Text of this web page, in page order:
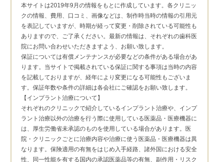
本サイトは2019年9月の情報をもとに作成しています。各クリニッ
クの情報、費用、口コミ、画像などは、制作時当時の情報の引用元
を表記していますが、時期が経って変更・削除されている可能性も
ありますので、ご了承ください。最新の情報は、それぞれの歯科医
院にお問い合わせいただきますよう、お願い致します。
保証については有償メンテナンスが必要などの条件がある場合があ
ります。当サイトで掲載されている保証に関する事項は当時の内容
を記載しておりますが、経年により変更になる可能性もございま
す。保証年数や条件の詳細は各会社にご確認をお願い致します。
【インプラント治療について】
それぞれのクリニックで紹介しているインプラント治療や、インプ
ラント治療以外の治療を行う際に使用している医薬品・医療機器に
は、厚生労働省未承認のものを使用している場合があります。医
院・クリニックごとに治療内容や治療に使う医薬品・医療機器は異
なります。保険適用の有無をはじめ入手経路、諸外国における安全
性、同一性能を有する国内の承認医薬品等の有無、副作用・リスク